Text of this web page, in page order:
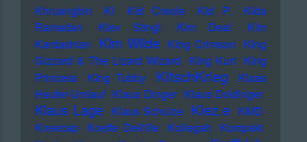
Khruangbin
KI KId Creole KId P.
KIda
Ramadan
KIev Stingl KIm Deal
KIm
Kardashian KIm Wilde KIng Crimson KIng
Gizzard & The Lizard Wizard KIng Kurt KIng
Princess
KIng Tubby KItschKrieg
Klaas
Heufer-Umlauf Klaus Dinger Klaus Doldinger
Klaus Lage Klaus Schulze Klez.e KMD
Kneecap Koefte DeVille Kollegah Kompakt